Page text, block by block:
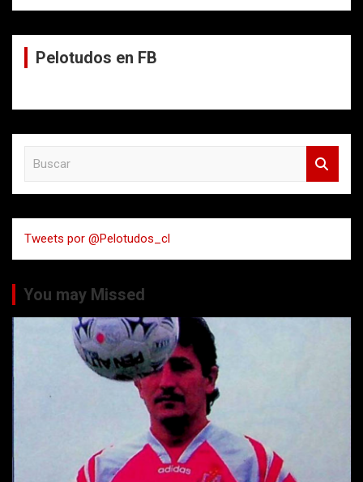
Pelotudos en FB
a
r
Tweets por @Pelotudos_cl
You may Missed